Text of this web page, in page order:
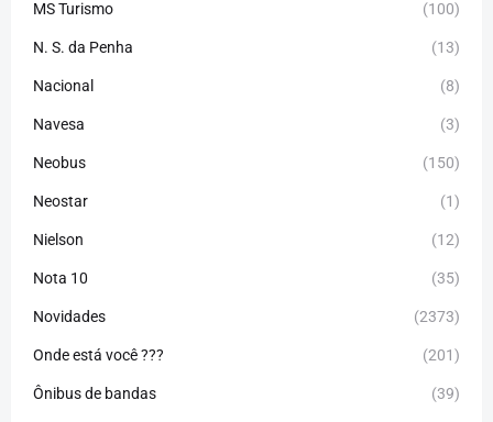
MS Turismo (100)
N. S. da Penha (13)
Nacional (8)
Navesa (3)
Neobus (150)
Neostar (1)
Nielson (12)
Nota 10 (35)
Novidades (2373)
Onde está você ??? (201)
Ônibus de bandas (39)